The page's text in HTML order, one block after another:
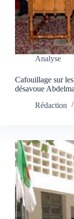
Analyse
Cafouillage sur
désavoue
Rédaction